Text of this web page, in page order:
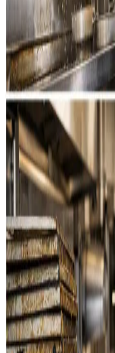
Læs mere
Restaurant &
Rensning af emhætter,
udsugningssystemer
Ribe.